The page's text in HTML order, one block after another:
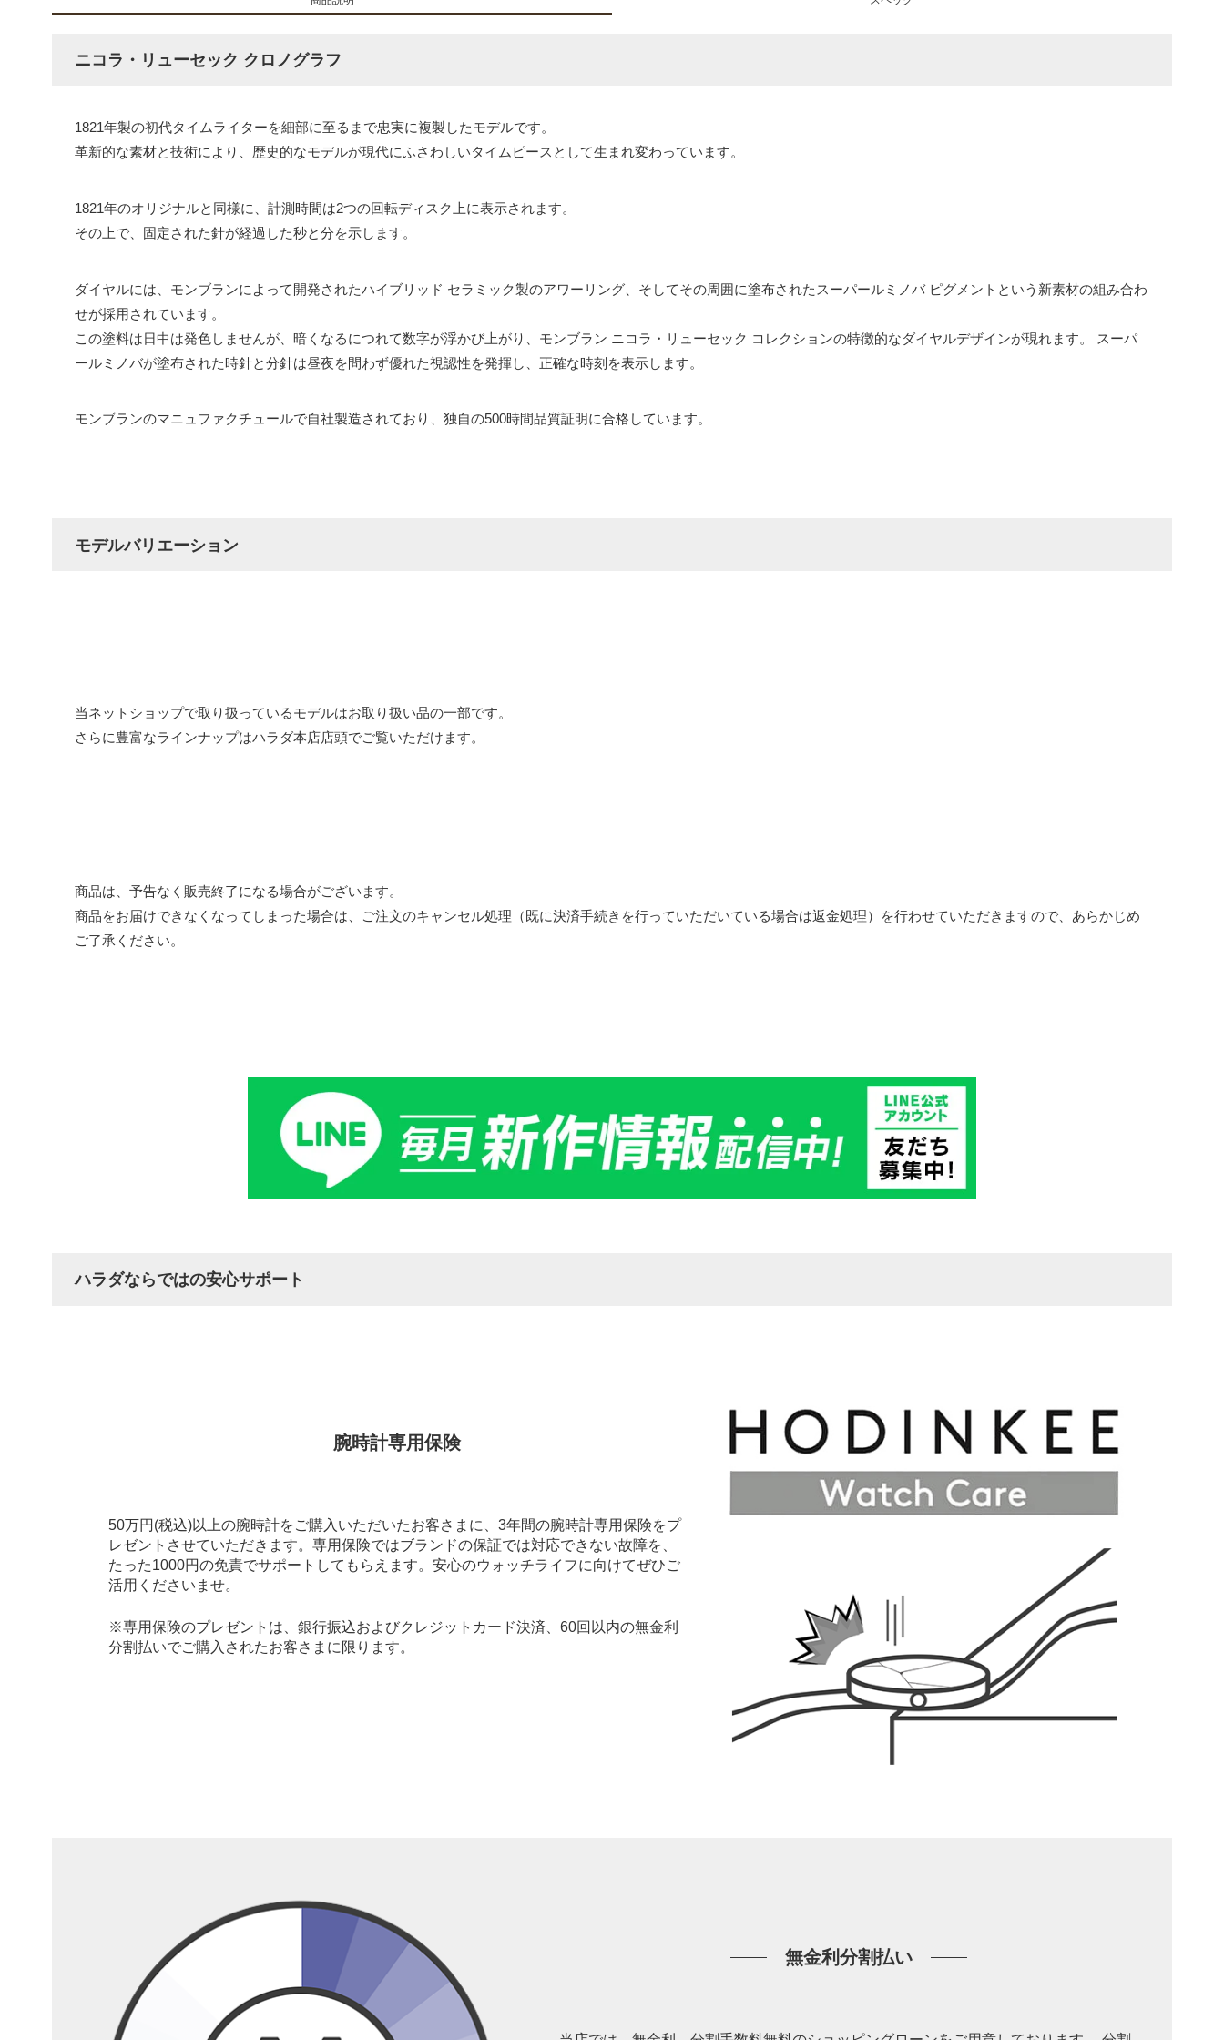
ニコラ・リューセック クロノグラフ
1821年製の初代タイムライターを細部に至るまで忠実に複製したモデルです。
革新的な素材と技術により、歴史的なモデルが現代にふさわしいタイムピースとして生まれ変わっています。
1821年のオリジナルと同様に、計測時間は2つの回転ディスク上に表示されます。
その上で、固定された針が経過した秒と分を示します。
ダイヤルには、モンブランによって開発されたハイブリッド セラミック製のアワーリング、そしてその周囲に塗布されたスーパールミノバ ピグメントという新素材の組み合わ
せが採用されています。
この塗料は日中は発色しませんが、暗くなるにつれて数字が浮かび上がり、モンブラン ニコラ・リューセック コレクションの特徴的なダイヤルデザインが現れます。 スーパ
ールミノバが塗布された時針と分針は昼夜を問わず優れた視認性を発揮し、正確な時刻を表示します。
モンブランのマニュファクチュールで自社製造されており、独自の500時間品質証明に合格しています。
モデルバリエーション
当ネットショップで取り扱っているモデルはお取り扱い品の一部です。
さらに豊富なラインナップはハラダ本店店頭でご覧いただけます。
商品は、予告なく販売終了になる場合がございます。
商品をお届けできなくなってしまった場合は、ご注文のキャンセル処理（既に決済手続きを行っていただいている場合は返金処理）を行わせていただきますので、あらかじめ
ご了承ください。
ハラダならではの安心サポート
腕時計専用保険
50万円(税込)以上の腕時計をご購入いただいたお客さまに、3年間の腕時計専用保険をプ
レゼントさせていただきます。専用保険ではブランドの保証では対応できない故障を、
たった1000円の免責でサポートしてもらえます。安心のウォッチライフに向けてぜひご
活用くださいませ。
※専用保険のプレゼントは、銀行振込およびクレジットカード決済、60回以内の無金利
分割払いでご購入されたお客さまに限ります。
無金利分割払い